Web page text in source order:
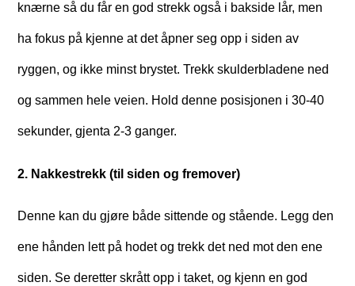
knærne så du får en god strekk også i bakside lår, men
ha fokus på kjenne at det åpner seg opp i siden av
ryggen, og ikke minst brystet. Trekk skulderbladene ned
og sammen hele veien. Hold denne posisjonen i 30-40
sekunder, gjenta 2-3 ganger.
2. Nakkestrekk (til siden og fremover)
Denne kan du gjøre både sittende og stående. Legg den
ene hånden lett på hodet og trekk det ned mot den ene
siden. Se deretter skrått opp i taket, og kjenn en god